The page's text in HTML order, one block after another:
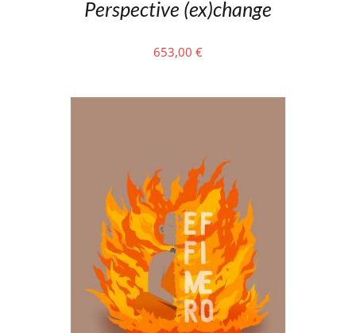
Perspective (ex)change
653,00 €